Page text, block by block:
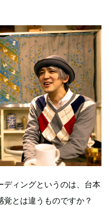
ィングというのは、台本
とは違うものですか？